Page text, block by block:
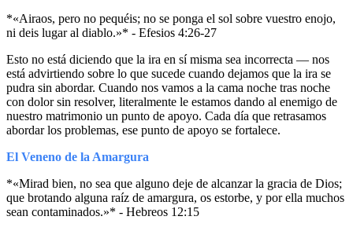
*«Airaos, pero no pequéis; no se ponga el sol sobre vuestro enojo,
ni deis lugar al diablo.»* - Efesios 4:26-27
Esto no está diciendo que la ira en sí misma sea incorrecta — nos
está advirtiendo sobre lo que sucede cuando dejamos que la ira se
pudra sin abordar. Cuando nos vamos a la cama noche tras noche
con dolor sin resolver, literalmente le estamos dando al enemigo de
nuestro matrimonio un punto de apoyo. Cada día que retrasamos
abordar los problemas, ese punto de apoyo se fortalece.
El Veneno de la Amargura
*«Mirad bien, no sea que alguno deje de alcanzar la gracia de Dios;
que brotando alguna raíz de amargura, os estorbe, y por ella muchos
sean contaminados.»* - Hebreos 12:15